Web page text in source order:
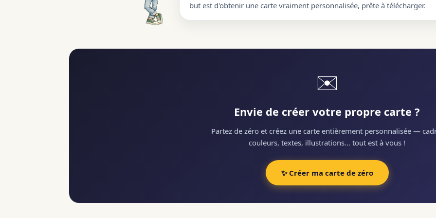
but est d'obtenir une carte vraiment personnalisée, prête à télécharger.
✉️
Envie de créer votre propre carte ?
Partez de zéro et créez une carte entièrement personnalisée —
couleurs, textes, illustrations… tout est à vous !
✨ Créer ma carte de zéro